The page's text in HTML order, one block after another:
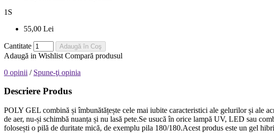
1 S
55,00 Lei
Cantitate Adaugă în Coş
Adaugă in Wishlist Compară produsul
0 opinii / Spune-ţi opinia
Descriere Produs
POLY GEL combină și îmbunătățește cele mai iubite caracteristici ale gelurilor și ale
de aer, nu-și schimbă nuanța și nu lasă pete.Se usucă în orice lampă UV, LED sau
folosești o pilă de duritate mică, de exemplu pila 180/180.Acest produs este un gel